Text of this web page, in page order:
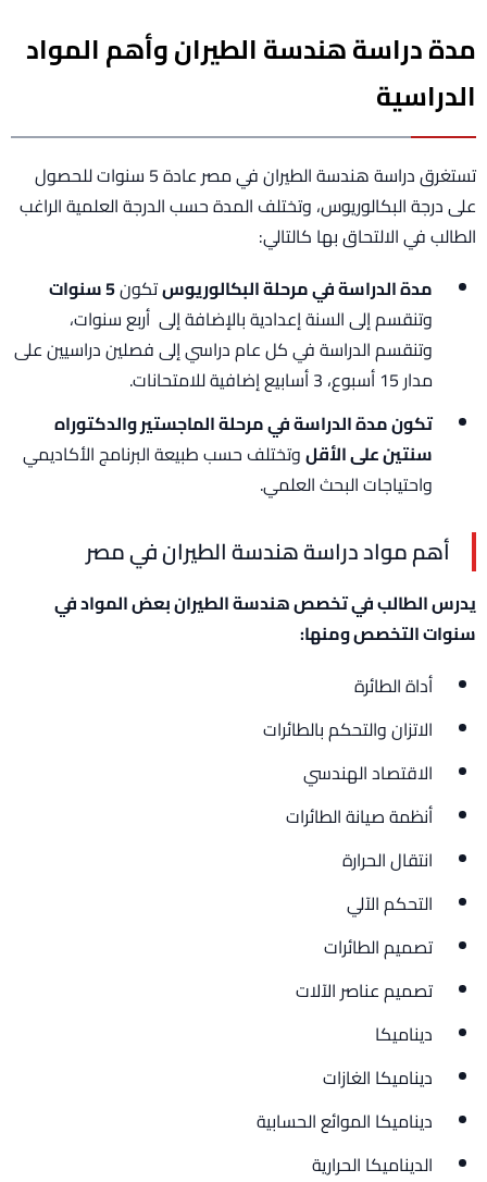
مدة دراسة هندسة الطيران وأهم المواد
الدراسية
تستغرق دراسة هندسة الطيران في مصر عادة 5 سنوات للحصول
على درجة البكالوريوس، وتختلف المدة حسب الدرجة العلمية الراغب
الطالب في الالتحاق بها كالتالي:
مدة الدراسة في مرحلة البكالوريوستكون5 سنوات
وتنقسم إلى السنة إعدادية بالإضافة إلى أربع سنوات،
وتنقسم الدراسة في كل عام دراسي إلى فصلين دراسيين على
مدار 15 أسبوع، 3 أسابيع إضافية للامتحانات.
تكون مدة الدراسة في مرحلة الماجستير والدكتوراه
سنتين على الأقلوتختلف حسب طبيعة البرنامج الأكاديمي
واحتياجات البحث العلمي.
أهم مواد دراسة هندسة الطيران في مصر
يدرس الطالب في تخصص هندسة الطيران بعض المواد في
سنوات التخصص ومنها:
أداة الطائرة
الاتزان والتحكم بالطائرات
الاقتصاد الهندسي
أنظمة صيانة الطائرات
انتقال الحرارة
التحكم الآلي
تصميم الطائرات
تصميم عناصر الآلات
ديناميكا
ديناميكا الغازات
ديناميكا الموائع الحسابية
الديناميكا الحرارية